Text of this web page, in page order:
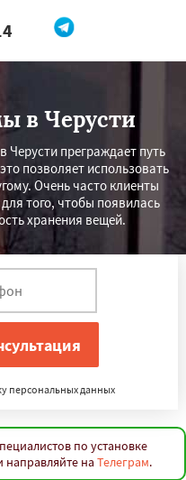
мне
в Черусти
в Черусти преграждает путь
позволяет использовать
Очень часто клиенты
того, чтобы появилась
хранения вещей.
персональных данных
по установке
направляйте на Телеграм.